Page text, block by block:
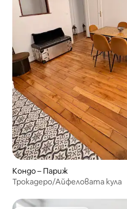
Кондо – Париж
Трокадеро/Айфеловата кула